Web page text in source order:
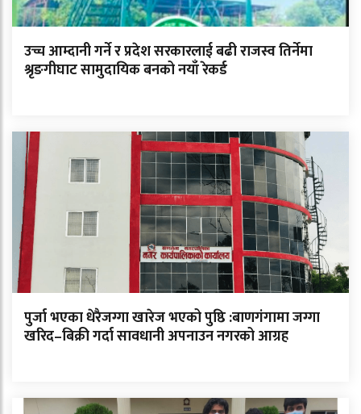
उच्च आम्दानी गर्ने र प्रदेश सरकारलाई बढी राजस्व तिर्नेमा
श्रृङगीघाट सामुदायिक बनको नयाँ रेकर्ड
पुर्जा भएका धेरैजग्गा खारेज भएको पुष्ठि :बाणगंगामा जग्गा
खरिद–बिक्री गर्दा सावधानी अपनाउन नगरको आग्रह